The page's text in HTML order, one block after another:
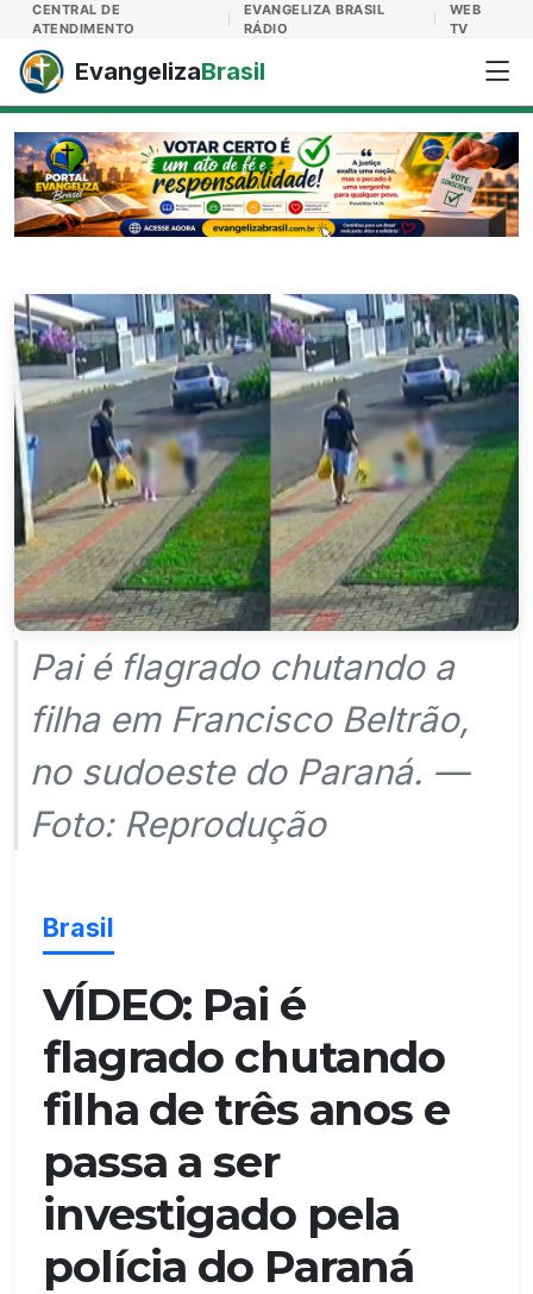
Evangeliza Brasil
CENTRAL DE
ATENDIMENTO
EVANGELIZA BRASIL
RÁDIO
WEB
TV
EvangelizaBrasil
Pai é flagrado chutando a
filha em Francisco Beltrão,
no sudoeste do Paraná. —
Foto: Reprodução
Brasil
VÍDEO: Pai é
flagrado chutando
filha de três anos e
passa a ser
investigado pela
polícia do Paraná